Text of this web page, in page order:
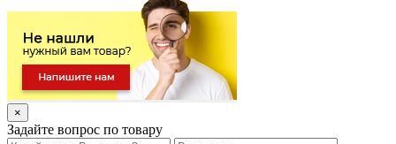
×
Задайте вопрос по товару